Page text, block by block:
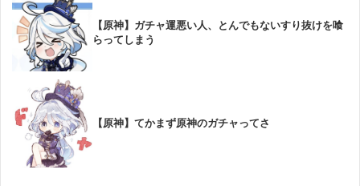
【原神】ガチャ運悪い人、とんでもないすり抜けを喰
らってしまう
【原神】てかまず原神のガチャってさ